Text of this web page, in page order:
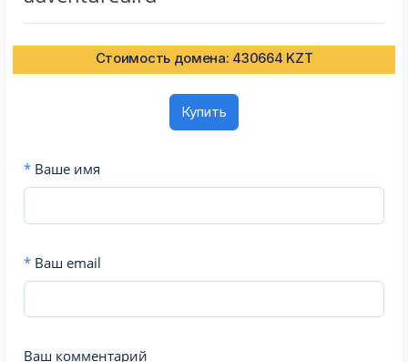
Стоимость домена: 430664 KZT
Купить
* Ваше имя
* Ваш email
Ваш комментарий